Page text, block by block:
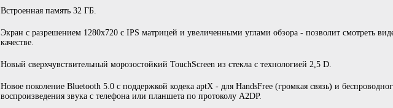
Встроенная память 32 ГБ.
Экран с разрешением 1280х720 с IPS матрицей и увеличенными углами обзора - позволит смотреть
качестве.
Новый сверхчувствительный морозостойкий TouchScreen из стекла с технологией 2,5 D.
Новое поколение Bluetooth 5.0 с поддержкой кодека aptX - для HandsFree (громкая связь) и
воспроизведения звука с телефона или планшета по протоколу A2DP.